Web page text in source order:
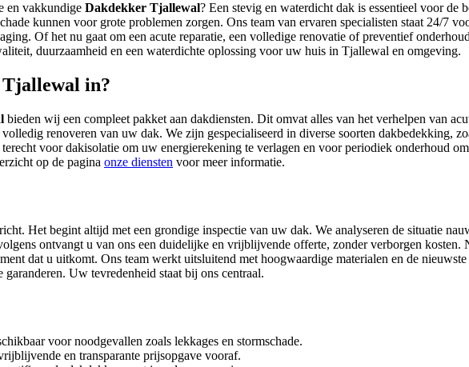
en vakkundige Dakdekker Tjallewal? Een stevig en waterdicht dak is essentieel voor de
kunnen voor grote problemen zorgen. Ons team van ervaren specialisten staat 24/7
Of het nu gaat om een acute reparatie, een volledige renovatie of preventief
duurzaamheid en een waterdichte oplossing voor uw huis in Tjallewal en omgeving.
in?
bieden wij een compleet pakket aan dakdiensten. Dit omvat alles van het verhelpen van
renoveren van uw dak. We zijn gespecialiseerd in diverse soorten dakbedekking,
voor dakisolatie om uw energierekening te verlagen en voor periodiek onderhoud
op de pagina onze diensten voor meer informatie.
Het begint altijd met een grondige inspectie van uw dak. We analyseren de situatie
ontvangt u van ons een duidelijke en vrijblijvende offerte, zonder verborgen kosten.
dat u uitkomt. Ons team werkt uitsluitend met hoogwaardige materialen en de
garanderen. Uw tevredenheid staat bij ons centraal.
voor noodgevallen zoals lekkages en stormschade.
en transparante prijsopgave vooraf.